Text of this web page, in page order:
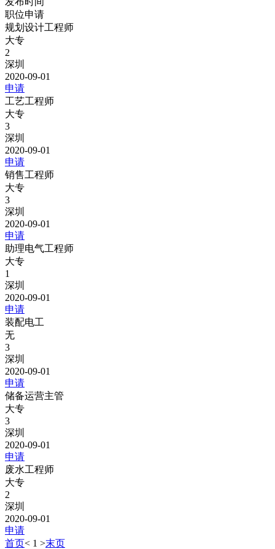
职位申请
规划设计工程师
大专
2
深圳
2020-09-01
申请
工艺工程师
大专
3
深圳
2020-09-01
申请
销售工程师
大专
3
深圳
2020-09-01
申请
助理电气工程师
大专
1
深圳
2020-09-01
申请
装配电工
无
3
深圳
2020-09-01
申请
储备运营主管
大专
3
深圳
2020-09-01
申请
废水工程师
大专
2
深圳
2020-09-01
申请
首页< 1 >末页